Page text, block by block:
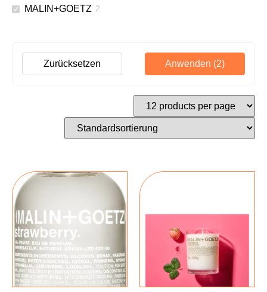
MALIN+GOETZ 2
Anwenden (2)
Zurücksetzen